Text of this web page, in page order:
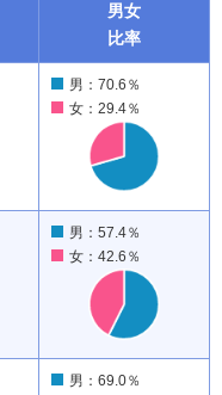
男女
比率
男：70.6％
女：29.4％
男：57.4％
女：42.6％
男：69.0％